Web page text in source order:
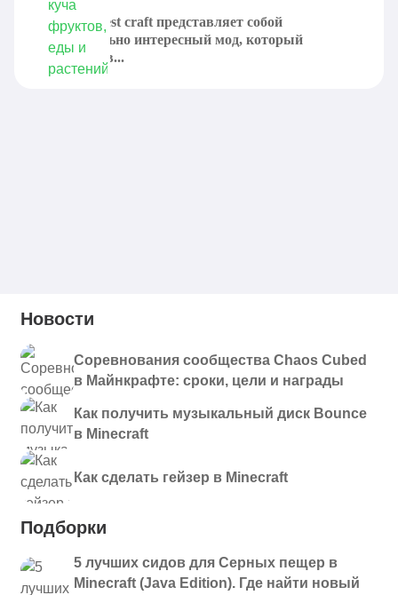
Pam's harvest craft представляет собой
действительно интересный мод, который
добавляет в...
Новости
Соревнования сообщества Chaos Cubed
в Майнкрафте: сроки, цели и награды
Как получить музыкальный диск Bounce
в Minecraft
Как сделать гейзер в Minecraft
Подборки
5 лучших сидов для Серных пещер в
Minecraft (Java Edition). Где найти новый